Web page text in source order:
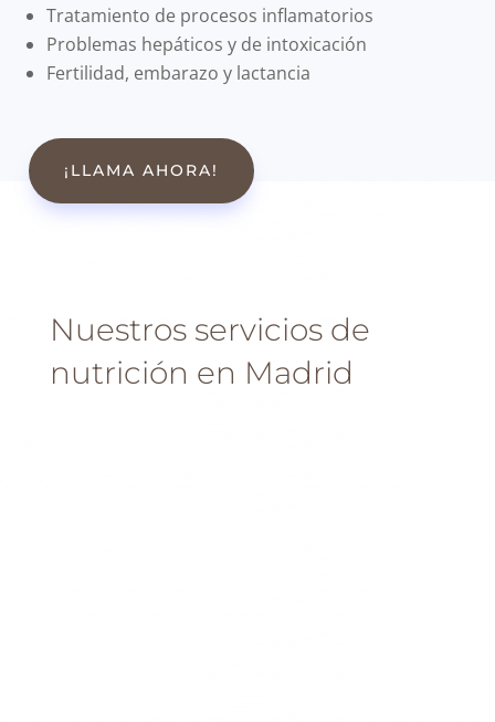
Tratamiento de procesos inflamatorios
Problemas hepáticos y de intoxicación
Fertilidad, embarazo y lactancia
¡LLAMA AHORA!
Nuestros servicios de
nutrición en Madrid